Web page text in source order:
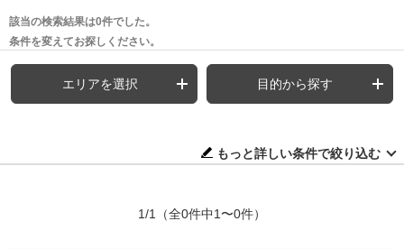
該当の検索結果は0件でした。
条件を変えてお探しください。
エリアを選択 目的から探す
もっと詳しい条件で絞り込む
1/1 （全0件中1〜0件）